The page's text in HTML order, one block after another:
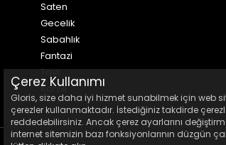
Saten
Gecelik
Sabahlık
Fantazi
Tayt
Korse
Çerez Kullanımı
Gloris, size daha iyi hizmet sunabilmek için web
çerezler kullanmaktadır. İstediğiniz takdirde
reddedebilirsiniz. Ancak çerez ayarlarını
internet sitemizin bazı fonksiyonlarının düzgün